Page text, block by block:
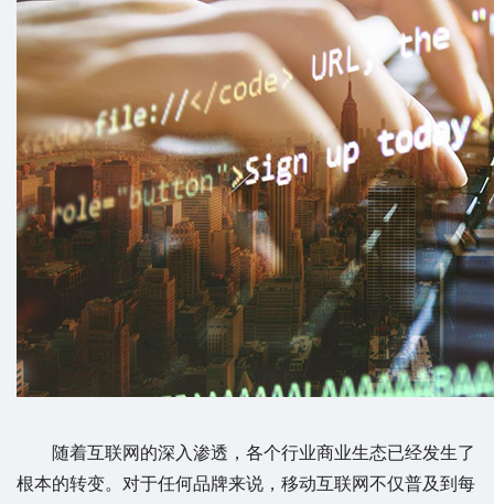
随着互联网的深入渗透，各个行业商业生态已经发生了
根本的转变。对于任何品牌来说，移动互联网不仅普及到每